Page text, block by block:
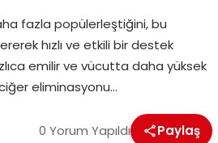
fazla popülerleştiğini, bu
hızlı ve etkili bir destek
emilir ve vücutta daha yüksek
eliminasyonu…
0 Yorum Yapıldı Paylaş